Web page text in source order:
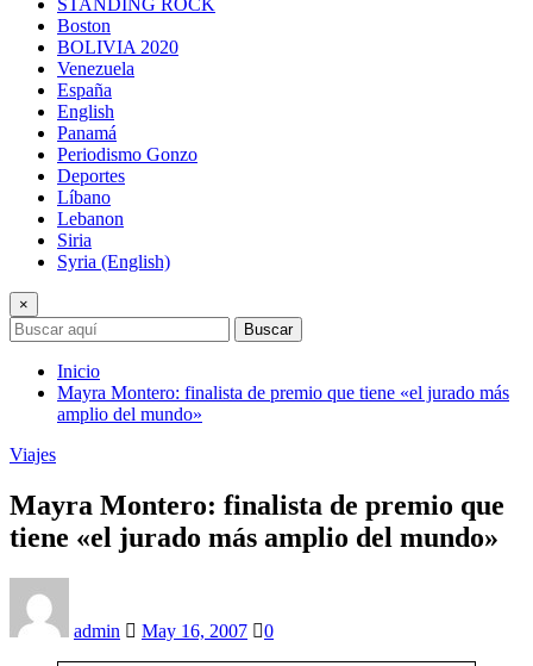
Boston
BOLIVIA 2020
Venezuela
España
English
Panamá
Periodismo Gonzo
Deportes
Líbano
Lebanon
Siria
Syria (English)
×
Buscar
Inicio
Mayra Montero: finalista de premio que tiene «el jurado más
amplio del mundo»
Viajes
Mayra Montero: finalista de premio que
tiene «el jurado más amplio del mundo»
admin May 16, 2007 0